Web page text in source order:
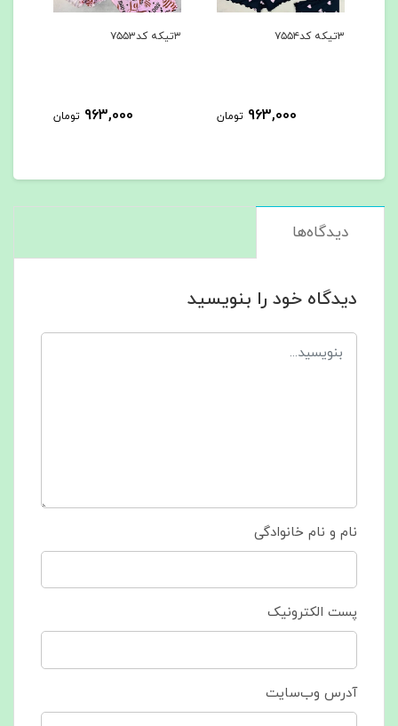
۳تیکه کد۷۵۵۴
963,000 تومان
۳تیکه کد۷۵۵۳
963,000 تومان
دیدگاه‌ها
دیدگاه خود را بنویسید
نام و نام خانوادگی
پست الکترونیک
آدرس وب‌سایت